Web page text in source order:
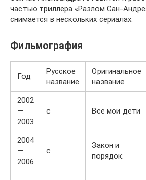
частью триллера «Разлом Сан-
снимается в нескольких сериалах.
Фильмография
Год
Русское
название
Оригинальное
название
2002
—
2003
с Все мои дети
2004
—
2006
с
Закон и
порядок